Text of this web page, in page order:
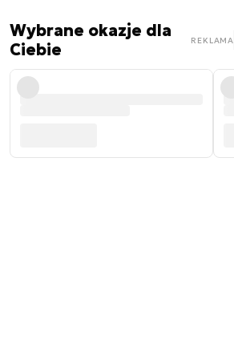
Wybrane okazje dla
Ciebie
REKLAMA